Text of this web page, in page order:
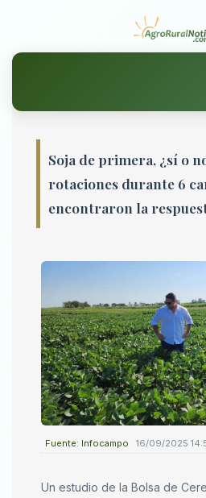
Soja de primera, ¿sí o
rotaciones durante 6
encontraron la
Fuente: Infocampo 16/09/2025
Un estudio de la Bolsa de